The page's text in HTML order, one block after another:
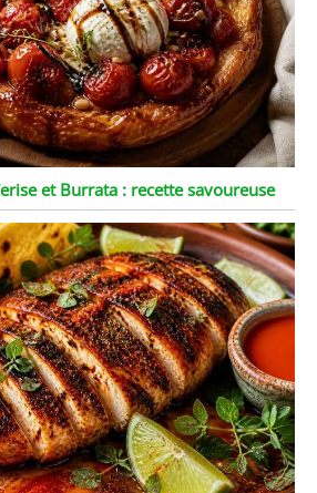
et Burrata : recette savoureuse